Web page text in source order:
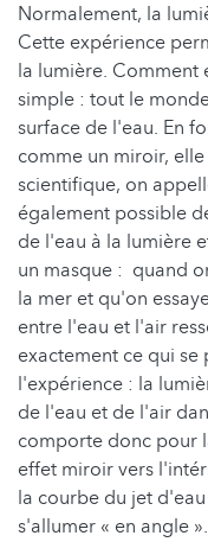
Normalement, la
Cette expérience
la lumière. Comment
simple : tout le
surface de l'eau. En
comme un miroir,
scientifique, on
également possible
de l'eau à la lumière
un masque : quand
la mer et qu'on
entre l'eau et l'air
exactement ce qui se
l'expérience : la
de l'eau et de l'air
comporte donc pour
effet miroir vers
la courbe du jet
s'allumer « en angle ».